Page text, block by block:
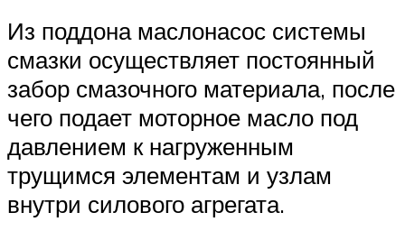
Из поддона маслонасос системы
смазки осуществляет постоянный
забор смазочного материала, после
чего подает моторное масло под
давлением к нагруженным
трущимся элементам и узлам
внутри силового агрегата.